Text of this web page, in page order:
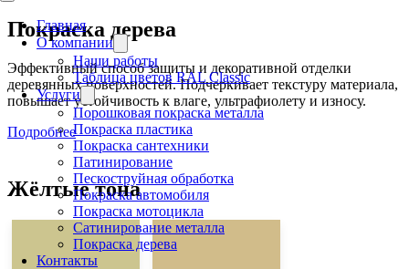
Главная
О компании
Наши работы
Таблица цветов RAL Classic
Услуги
Порошковая покраска металла
Покраска пластика
Покраска сантехники
Патинирование
Пескоструйная обработка
Покраска автомобиля
Покраска мотоцикла
Сатинирование металла
Покраска дерева
Контакты
Покраска дерева
Эффективный способ защиты и декоративной отделки
деревянных поверхностей. Подчеркивает текстуру материала,
повышает устойчивость к влаге, ультрафиолету и износу.
Подробнее
Жёлтые тона